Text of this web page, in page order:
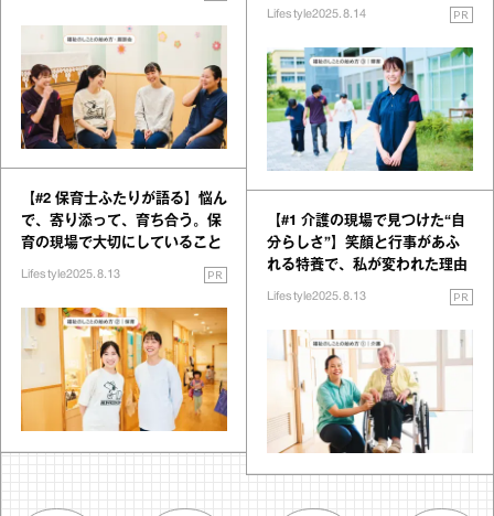
【#2 保育士ふたりが語る】悩ん
で、寄り添って、育ち合う。保
育の現場で大切にしていること
Lifestyle2025.8.13 PR
Lifestyle2025.8.14 PR
【#1 介護の現場で見つけた“自
分らしさ”】笑顔と行事があふ
れる特養で、私が変われた理由
Lifestyle2025.8.13 PR